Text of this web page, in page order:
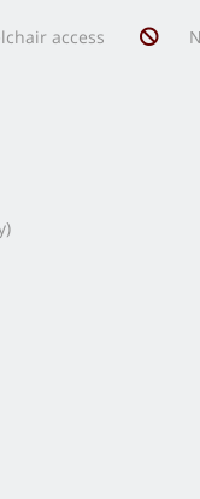
access